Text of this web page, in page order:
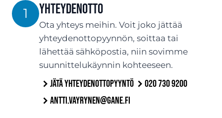
1 Yhteydenotto
Ota yhteys meihin. Voit joko jättää
yhteydenottopyynnön, soittaa tai
lähettää sähköpostia, niin sovimme
suunnittelukäynnin kohteeseen.
Jätä yhteydenottopyyntö
020 730 9200
antti.vayrynen@gane.fi